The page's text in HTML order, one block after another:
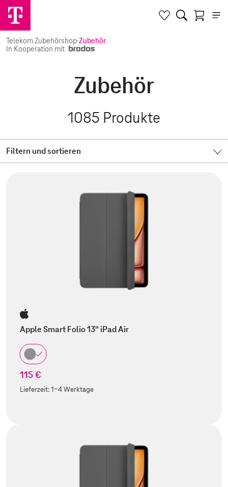
Telekom Zubehörshop·Zubehör
In Kooperation mit
Zubehör
1085 Produkte
Filtern und sortieren
Apple Smart Folio 13" iPad Air
115 €
Lieferzeit:1-4 Werktage